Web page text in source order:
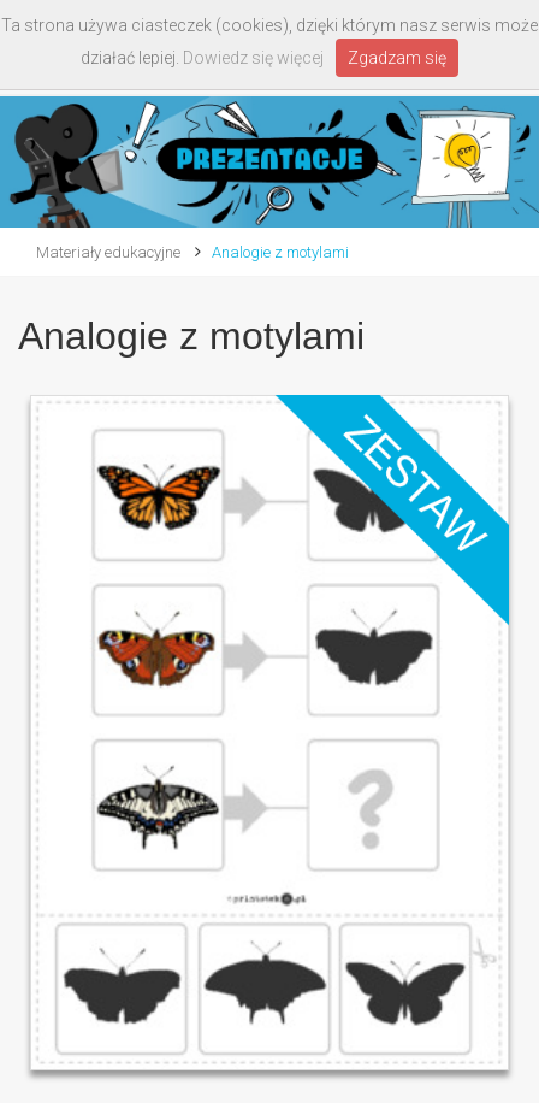
Materiały edukacyjne Analogie z motylami
Analogie z motylami
Ta strona używa ciasteczek (cookies), dzięki którym nasz serwis może
działać lepiej. Dowiedz się więcej Zgadzam się